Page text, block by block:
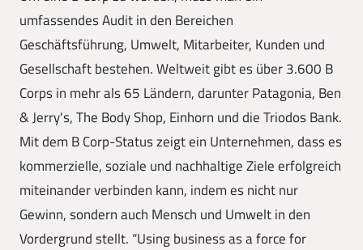
umfassendes Audit in den Bereichen
Geschäftsführung, Umwelt, Mitarbeiter, Kunden und
Gesellschaft bestehen. Weltweit gibt es über 3.600 B
Corps in mehr als 65 Ländern, darunter Patagonia, Ben
& Jerry's, The Body Shop, Einhorn und die Triodos Bank.
Mit dem B Corp-Status zeigt ein Unternehmen, dass es
kommerzielle, soziale und nachhaltige Ziele erfolgreich
miteinander verbinden kann, indem es nicht nur
Gewinn, sondern auch Mensch und Umwelt in den
Vordergrund stellt. “Using business as a force for